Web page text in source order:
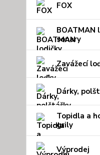
FOX
BOATMAN
sonary
Zavážecí
Dárky,
Topidla a
grily
Výprodej